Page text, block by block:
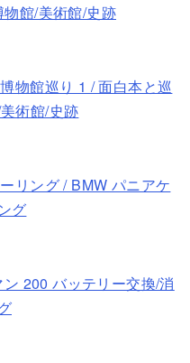
物館/美術館/史跡
物館巡り 1 / 面白本と巡
術館/史跡
リング / BMW パニアケ
グ
200 バッテリー交換/消